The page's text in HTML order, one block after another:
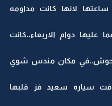
لانها كانت مداومه
عليها دوام الاربعاء..كانت
مكان مندس شوي
سياره سعيد فز قلبها